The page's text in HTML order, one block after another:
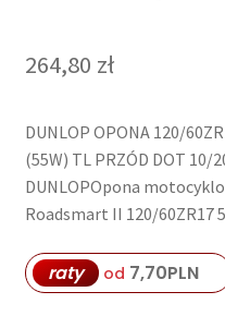
264,80 zł
DUNLOP OPONA 120/
(55W) TL PRZÓD DOT 10/
DUNLOPOpona
Roadsmart II 120/60ZR17
raty od 7,70PLN